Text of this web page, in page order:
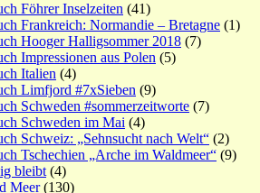
Föhrer Inselzeiten (41)
Frankreich: Normandie – Bretagne (1)
Hooger Halligsommer 2018 (7)
Impressionen aus Polen (5)
Italien (4)
Limfjord #7xSieben (9)
Schweden #sommerzeitworte (7)
Schweden im Mai (4)
Schweiz: „Sehnsucht nach Welt“ (2)
Tschechien „Arche im Waldmeer“ (9)
bleibt (4)
Meer(130)